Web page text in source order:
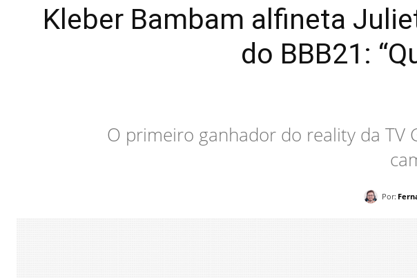
Kleber Bambam alfineta
do BBB21:
O primeiro ganhador do reality da TV
Por: